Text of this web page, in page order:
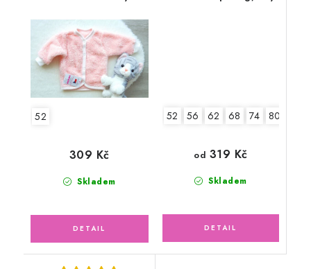
52
Skladem
309 Kč
52 56 62 68 74 80
Skladem
od 319 Kč